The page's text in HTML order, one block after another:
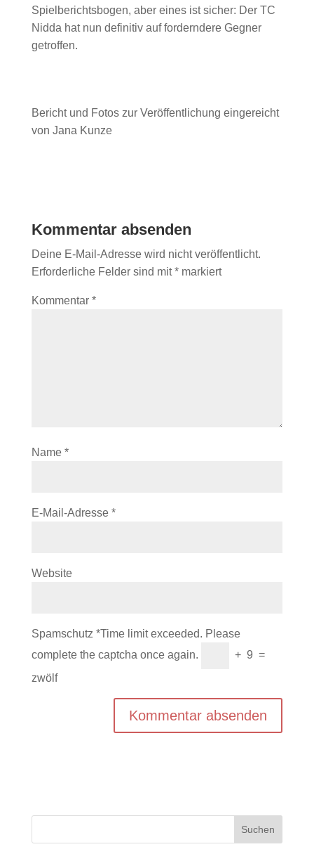
Spielberichtsbogen, aber eines ist sicher: Der TC
Nidda hat nun definitiv auf forderndere Gegner
getroffen.
Bericht und Fotos zur Veröffentlichung eingereicht
von Jana Kunze
Kommentar absenden
Deine E-Mail-Adresse wird nicht veröffentlicht.
Erforderliche Felder sind mit*markiert
Kommentar *
Name *
E-Mail-Adresse *
Website
Spamschutz *Time limit exceeded. Please
complete the captcha once again.
+ 9 =
zwölf